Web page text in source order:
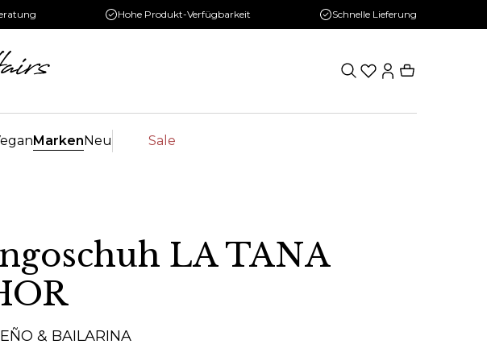
Hohe Produkt-Verfügbarkeit Schnelle Lieferung
MarkenNeu Sale
LA TANA
& BAILARINA